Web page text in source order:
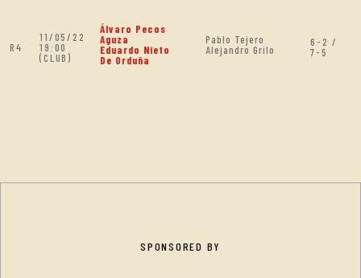
R4
11/05/22
19:00
(CLUB)
Álvaro Pecos
Aguza
Eduardo Nieto
De Orduña
Pablo Tejero
Alejandro Grilo
6-2 /
7-5
SPONSORED BY